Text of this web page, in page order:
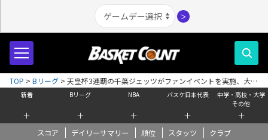
＞
新着
＋
Bリーグ
＋
NBA
＋
バスケ日本代表
＋
中学・高校・大学
その他
＋
スコア デイリーサマリー 順位 スタッツ クラブ
TOP > Bリーグ > 天皇杯3連覇の千葉ジェッツがファンイベントを実施、大宮
宏正「これからが大事」